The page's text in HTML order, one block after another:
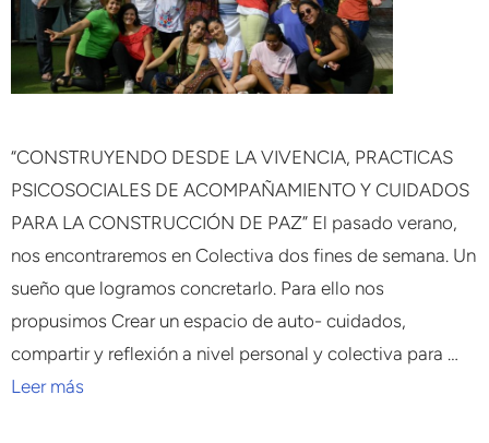
“CONSTRUYENDO DESDE LA VIVENCIA, PRACTICAS
PSICOSOCIALES DE ACOMPAÑAMIENTO Y CUIDADOS
PARA LA CONSTRUCCIÓN DE PAZ” El pasado verano,
nos encontraremos en Colectiva dos fines de semana. Un
sueño que logramos concretarlo. Para ello nos
propusimos Crear un espacio de auto- cuidados,
compartir y reflexión a nivel personal y colectiva para …
Leer más